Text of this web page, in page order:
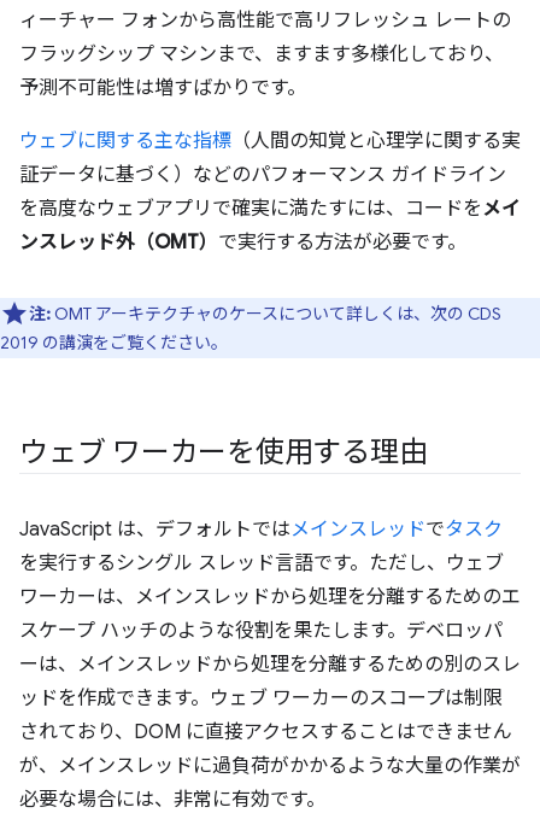
ィーチャー フォンから高性能で高リフレッシュ レートの
フラッグシップ マシンまで、ますます多様化しており、
予測不可能性は増すばかりです。
ウェブに関する主な指標 （人間の知覚と心理学に関する実
証データに基づく）などのパフォーマンス ガイドライン
を高度なウェブアプリで確実に満たすには、コードをメイ
ンスレッド外（OMT） で実行する方法が必要です。
注: OMT アーキテクチャのケースについて詳しくは、次の CDS
2019 の講演をご覧ください。
ウェブ ワーカーを使用する理由
JavaScript は、デフォルトではメインスレッドでタスク
を実行するシングル スレッド言語です。ただし、ウェブ
ワーカーは、メインスレッドから処理を分離するためのエ
スケープ ハッチのような役割を果たします。デベロッパ
ーは、メインスレッドから処理を分離するための別のスレ
ッドを作成できます。ウェブ ワーカーのスコープは制限
されており、DOM に直接アクセスすることはできません
が、メインスレッドに過負荷がかかるような大量の作業が
必要な場合には、非常に有効です。